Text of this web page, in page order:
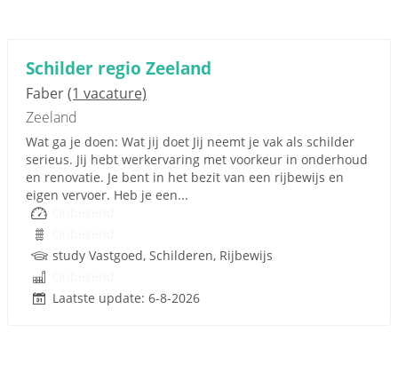
Schilder regio Zeeland
Faber(1 vacature)
Zeeland
Wat ga je doen: Wat jij doet Jij neemt je vak als schilder
serieus. Jij hebt werkervaring met voorkeur in onderhoud
en renovatie. Je bent in het bezit van een rijbewijs en
eigen vervoer. Heb je een...
study Vastgoed, Schilderen, Rijbewijs
Laatste update: 6-8-2026